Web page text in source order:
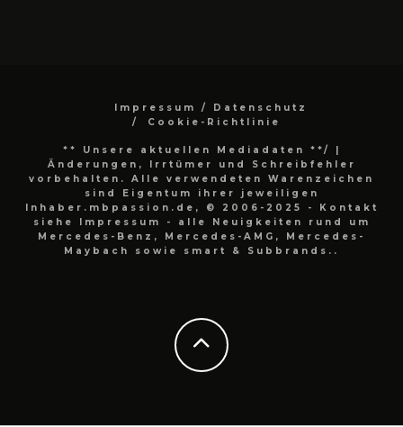
Impressum / Datenschutz
Cookie-Richtlinie
** Unsere aktuellen Mediadaten **/
|
Änderungen, Irrtümer und Schreibfehler
vorbehalten. Alle verwendeten Warenzeichen
sind Eigentum ihrer jeweiligen
Inhaber.mbpassion.de, © 2006-2025 - Kontakt
siehe Impressum - alle Neuigkeiten rund um
Mercedes-Benz, Mercedes-AMG, Mercedes-
Maybach sowie smart & Subbrands..